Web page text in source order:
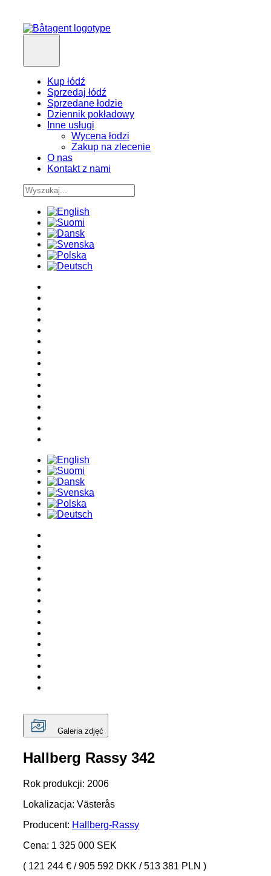
Kup łódź
Sprzedaj łódź
Sprzedane łodzie
Dziennik pokładowy
Inne usługi
Wycena łodzi
Zakup na zlecenie
O nas
Kontakt z nami
Galeria zdjęć
Hallberg Rassy 342
Rok produkcji: 2006
Lokalizacja: Västerås
Producent: Hallberg-Rassy
Cena: 1 325 000 SEK
( 121 244 € /905 592 DKK /513 381 PLN )